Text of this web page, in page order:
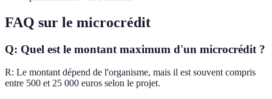
FAQ sur le microcrédit
Q: Quel est le montant maximum d'un microcrédit ?
R: Le montant dépend de l'organisme, mais il est souvent compris
entre 500 et 25 000 euros selon le projet.